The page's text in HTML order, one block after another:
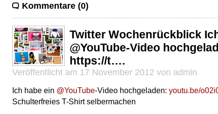
Kommentare (0)
Twitter Wochenrückblick
@YouTube-Video
https://t….
Veröffentlicht am 17 November 2012 von admin
Ich habe ein @YouTube-Video hochgeladen: youtu.be/
Schulterfreies T-Shirt selbermachen